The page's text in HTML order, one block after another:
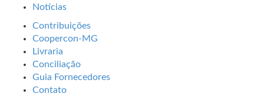
Notícias
Contribuições
Coopercon-MG
Livraria
Conciliação
Guia Fornecedores
Contato